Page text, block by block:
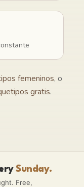
femeninos, o
gratis.
Sunday.
Free,